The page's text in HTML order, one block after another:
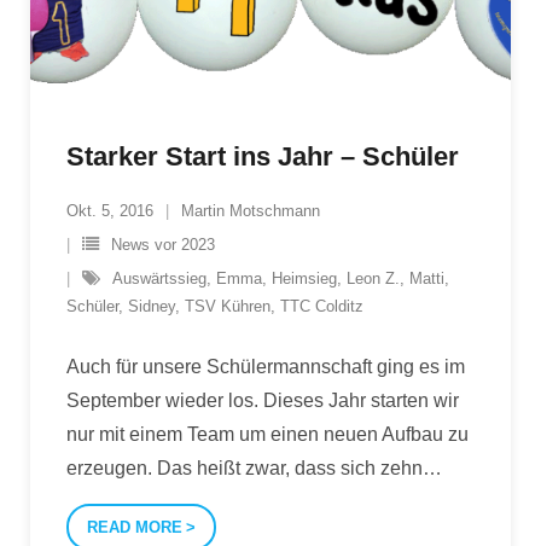
Starker Start ins Jahr – Schüler
Okt. 5, 2016
Martin Motschmann
News vor 2023
Auswärtssieg, Emma, Heimsieg, Leon Z., Matti,
Schüler, Sidney, TSV Kühren, TTC Colditz
Auch für unsere Schülermannschaft ging es im
September wieder los. Dieses Jahr starten wir
nur mit einem Team um einen neuen Aufbau zu
erzeugen. Das heißt zwar, dass sich zehn…
READ MORE